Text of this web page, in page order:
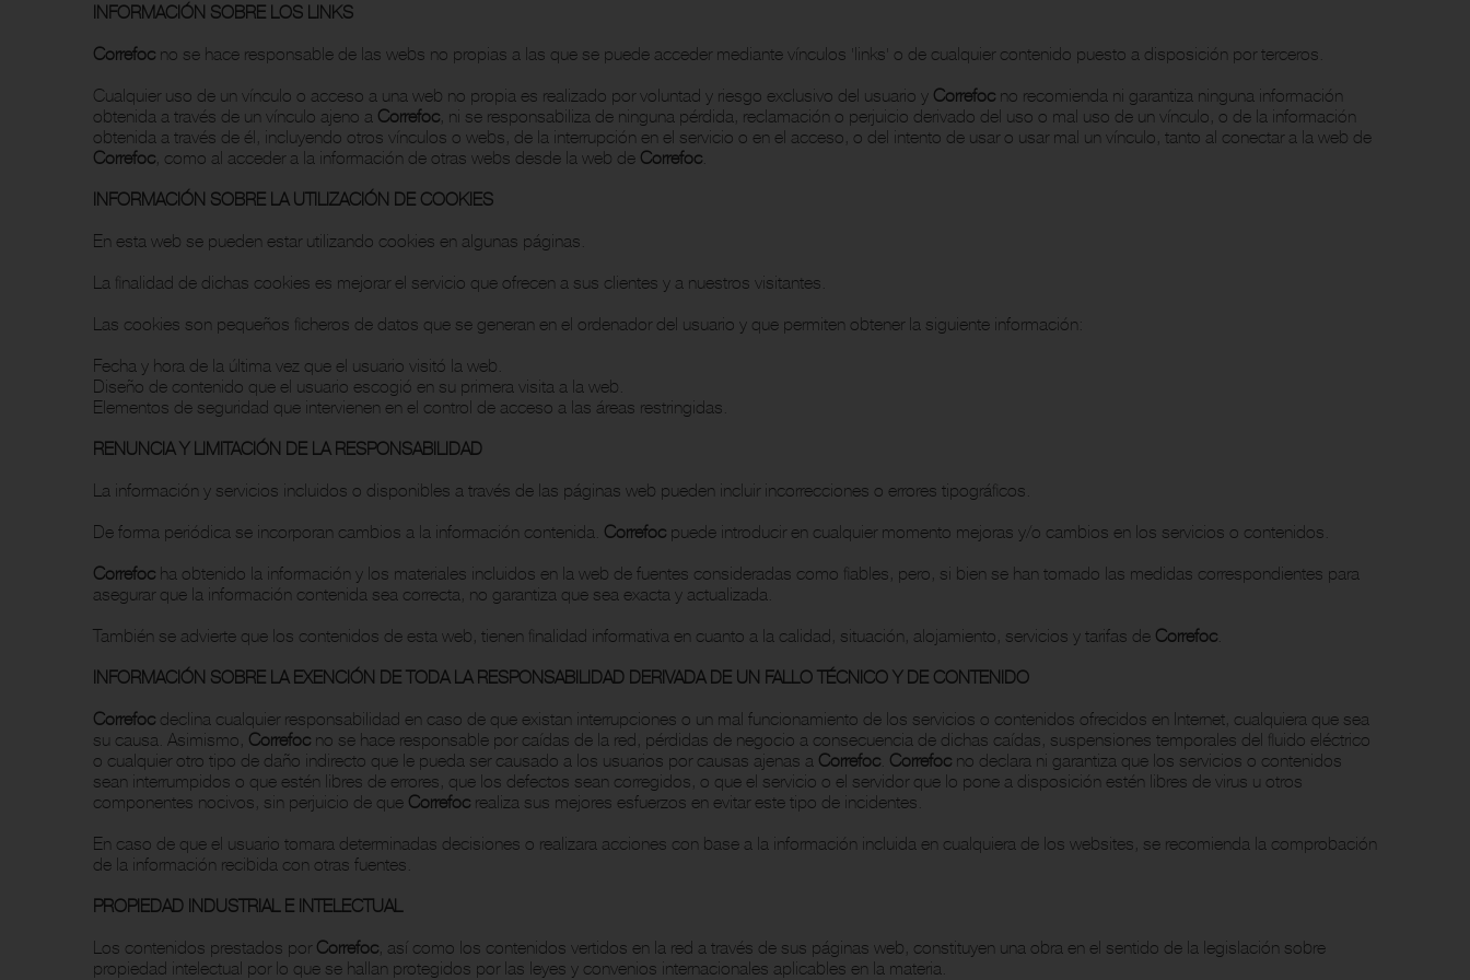
INFORMACIÓN SOBRE LOS LINKS
Correfocno se hace responsable de las webs no propias a las que se puede acceder mediante vínculos 'links' o de cualquier contenido puesto a disposición por terceros.
Cualquier uso de un vínculo o acceso a una web no propia es realizado por voluntad y riesgo exclusivo del usuario y Correfocno recomienda ni garantiza ninguna información
obtenida a través de un vínculo ajeno a Correfoc, ni se responsabiliza de ninguna pérdida, reclamación o perjuicio derivado del uso o mal uso de un vínculo, o de la información
obtenida a través de él, incluyendo otros vínculos o webs, de la interrupción en el servicio o en el acceso, o del intento de usar o usar mal un vínculo, tanto al conectar a la web de
Correfoc, como al acceder a la información de otras webs desde la web de Correfoc.
INFORMACIÓN SOBRE LA UTILIZACIÓN DE COOKIES
En esta web se pueden estar utilizando cookies en algunas páginas.
La finalidad de dichas cookies es mejorar el servicio que ofrecen a sus clientes y a nuestros visitantes.
Las cookies son pequeños ficheros de datos que se generan en el ordenador del usuario y que permiten obtener la siguiente información:
Fecha y hora de la última vez que el usuario visitó la web.
Diseño de contenido que el usuario escogió en su primera visita a la web.
Elementos de seguridad que intervienen en el control de acceso a las áreas restringidas.
RENUNCIA Y LIMITACIÓN DE LA RESPONSABILIDAD
La información y servicios incluidos o disponibles a través de las páginas web pueden incluir incorrecciones o errores tipográficos.
De forma periódica se incorporan cambios a la información contenida. Correfocpuede introducir en cualquier momento mejoras y/o cambios en los servicios o contenidos.
Correfocha obtenido la información y los materiales incluidos en la web de fuentes consideradas como fiables, pero, si bien se han tomado las medidas correspondientes para
asegurar que la información contenida sea correcta, no garantiza que sea exacta y actualizada.
También se advierte que los contenidos de esta web, tienen finalidad informativa en cuanto a la calidad, situación, alojamiento, servicios y tarifas de Correfoc.
INFORMACIÓN SOBRE LA EXENCIÓN DE TODA LA RESPONSABILIDAD DERIVADA DE UN FALLO TÉCNICO Y DE CONTENIDO
Correfocdeclina cualquier responsabilidad en caso de que existan interrupciones o un mal funcionamiento de los servicios o contenidos ofrecidos en Internet, cualquiera que sea
su causa. Asimismo, Correfocno se hace responsable por caídas de la red, pérdidas de negocio a consecuencia de dichas caídas, suspensiones temporales del fluido eléctrico
o cualquier otro tipo de daño indirecto que le pueda ser causado a los usuarios por causas ajenas a Correfoc. Correfocno declara ni garantiza que los servicios o contenidos
sean interrumpidos o que estén libres de errores, que los defectos sean corregidos, o que el servicio o el servidor que lo pone a disposición estén libres de virus u otros
componentes nocivos, sin perjuicio de que Correfocrealiza sus mejores esfuerzos en evitar este tipo de incidentes.
En caso de que el usuario tomara determinadas decisiones o realizara acciones con base a la información incluida en cualquiera de los websites, se recomienda la comprobación
de la información recibida con otras fuentes.
PROPIEDAD INDUSTRIAL E INTELECTUAL
Los contenidos prestados porCorrefoc, así como los contenidos vertidos en la red a través de sus páginas web, constituyen una obra en el sentido de la legislación sobre
propiedad intelectual por lo que se hallan protegidos por las leyes y convenios internacionales aplicables en la materia.